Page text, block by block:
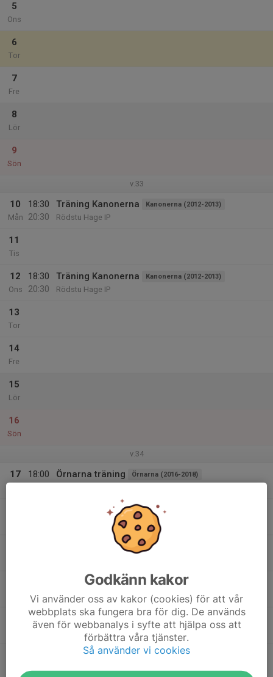
5
Ons
6
Tor
7
Fre
8
Lör
9
Sön
v.33
10
Mån
18:30
20:30
Träning Kanonerna Kanonerna (2012-2013)
Rödstu Hage IP
11
Tis
12
Ons
18:30
20:30
Träning Kanonerna Kanonerna (2012-2013)
Rödstu Hage IP
13
Tor
14
Fre
15
Lör
16
Sön
v.34
17
18:00
Örnarna träning Örnarna (2016-2018)
Träning Kanonerna Kanonerna (2012-2013)
20:30
Träning Kanonerna Kanonerna (2012-2013)
Rödstu Hage IP
17:45
19:00
Godisloppet Örnarna (2016-2018)
Brantbrinks IP (Tullinge)
Pirayorna Träning Pirayorna (2018-2019)
Godkänn kakor
Vi använder oss av kakor (cookies) för att vår
webbplats ska fungera bra för dig. De används
även för webbanalys i syfte att hjälpa oss att
förbättra våra tjänster.
Så använder vi cookies